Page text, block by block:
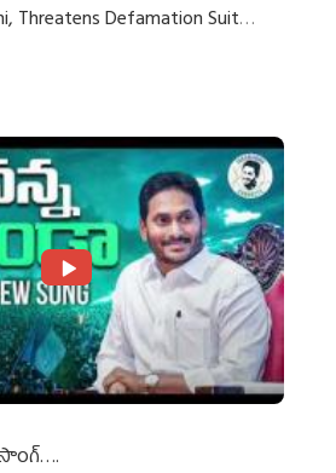
Threatens Defamation Suit